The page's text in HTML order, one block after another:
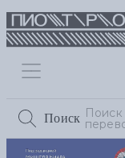
Поиск